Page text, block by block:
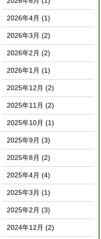
2026年4月 (1)
2026年3月 (2)
2026年2月 (2)
2026年1月 (1)
2025年12月 (2)
2025年11月 (2)
2025年10月 (1)
2025年9月 (3)
2025年8月 (2)
2025年4月 (4)
2025年3月 (1)
2025年2月 (3)
2024年12月 (2)